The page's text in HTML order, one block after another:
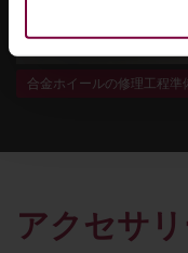
合金ホイールの修理工程準
アクセサ